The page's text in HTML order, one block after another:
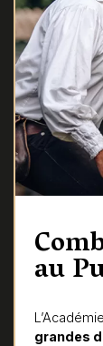
au
grandes